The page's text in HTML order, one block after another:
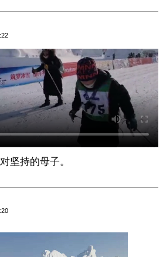
坚持的母子。